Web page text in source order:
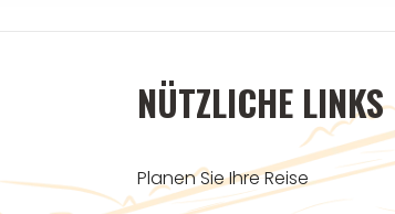
NÜTZLICHE LINKS
Planen Sie Ihre Reise